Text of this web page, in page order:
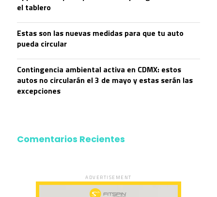
el tablero
Estas son las nuevas medidas para que tu auto
pueda circular
Contingencia ambiental activa en CDMX: estos
autos no circularán el 3 de mayo y estas serán las
excepciones
Comentarios Recientes
ADVERTISEMENT